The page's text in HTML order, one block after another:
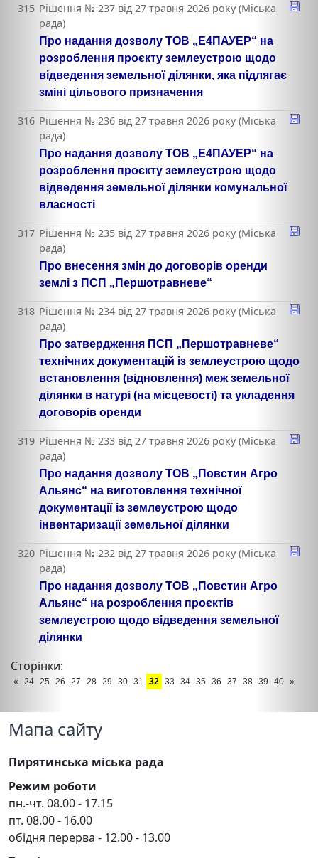
315 Рішення № 237 від 27 травня 2026 року (Міська
рада)
Про надання дозволу ТОВ „Е4ПАУЕР“ на
розроблення проєкту землеустрою щодо
відведення земельної ділянки, яка підлягає
зміні цільового призначення
316 Рішення № 236 від 27 травня 2026 року (Міська
рада)
Про надання дозволу ТОВ „Е4ПАУЕР“ на
розроблення проєкту землеустрою щодо
відведення земельної ділянки комунальної
власності
317 Рішення № 235 від 27 травня 2026 року (Міська
рада)
Про внесення змін до договорів оренди
землі з ПСП „Першотравневе“
318 Рішення № 234 від 27 травня 2026 року (Міська
рада)
Про затвердження ПСП „Першотравневе“
технічних документацій із землеустрою щодо
встановлення (відновлення) меж земельної
ділянки в натурі (на місцевості) та укладення
договорів оренди
319 Рішення № 233 від 27 травня 2026 року (Міська
рада)
Про надання дозволу ТОВ „Повстин Агро
Альянс“ на виготовлення технічної
документації із землеустрою щодо
інвентаризації земельної ділянки
320 Рішення № 232 від 27 травня 2026 року (Міська
рада)
Про надання дозволу ТОВ „Повстин Агро
Альянс“ на розроблення проєктів
землеустрою щодо відведення земельної
ділянки
Сторінки:
« 24 25 26 27 28 29 30 31 32 33 34 35 36 37 38 39 40 »
Мапа сайту
Пирятинська міська рада
Режим роботи
пн.-чт. 08.00 - 17.15
пт. 08.00 - 16.00
обідня перерва - 12.00 - 13.00